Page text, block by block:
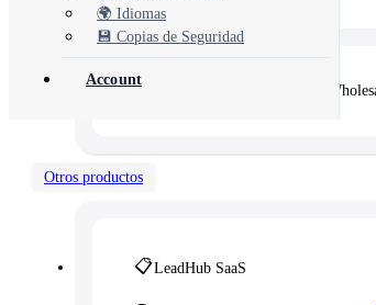
🛒 Vertex — Premium B2B &
Otros productos
📋LeadHub SaaS
🌍 Idiomas
💾 Copias de Seguridad
Account